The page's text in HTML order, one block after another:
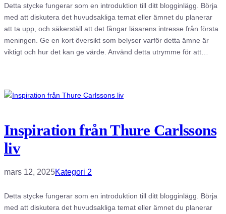
Detta stycke fungerar som en introduktion till ditt blogginlägg. Börja
med att diskutera det huvudsakliga temat eller ämnet du planerar
att ta upp, och säkerställ att det fångar läsarens intresse från första
meningen. Ge en kort översikt som belyser varför detta ämne är
viktigt och hur det kan ge värde. Använd detta utrymme för att…
Inspiration från Thure Carlssons
liv
mars 12, 2025Kategori 2
Detta stycke fungerar som en introduktion till ditt blogginlägg. Börja
med att diskutera det huvudsakliga temat eller ämnet du planerar